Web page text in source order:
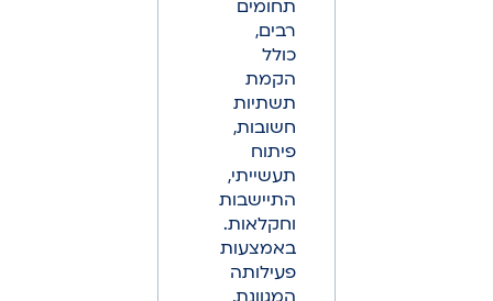
תחומים
רבים,
כולל
הקמת
תשתיות
חשובות,
פיתוח
תעשייתי,
התיישבות
וחקלאות.
באמצעות
פעילותה